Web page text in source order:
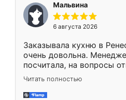
меньше, здесь же он
Мне нравится ,если что-
мебели буду заказывать
Мальвина
6 августа 2026
Заказывала кухню в
очень довольна.
посчитала, на вопросы
Замерщик приехал в
делу со всей
за день, ребята работали
Читать полностью